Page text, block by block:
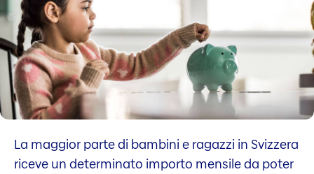
La maggior parte di bambini e ragazzi in Svizzera
riceve un determinato importo mensile da poter